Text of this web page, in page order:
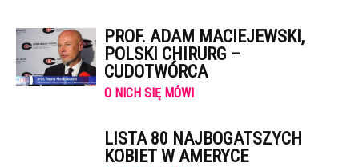
PROF. ADAM MACIEJEWSKI,
POLSKI CHIRURG –
CUDOTWÓRCA
O NICH SIĘ MÓWI
LISTA 80 NAJBOGATSZYCH
KOBIET W AMERYCE